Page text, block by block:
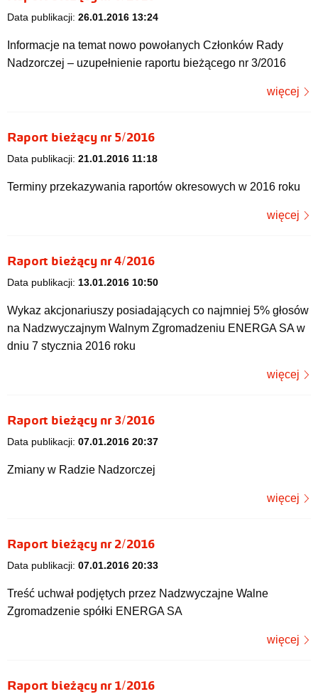
Data publikacji: 26.01.2016 13:24
Informacje na temat nowo powołanych Członków Rady
Nadzorczej – uzupełnienie raportu bieżącego nr 3/2016
więcej
Raport bieżący nr 5/2016
Data publikacji: 21.01.2016 11:18
Terminy przekazywania raportów okresowych w 2016 roku
więcej
Raport bieżący nr 4/2016
Data publikacji: 13.01.2016 10:50
Wykaz akcjonariuszy posiadających co najmniej 5% głosów
na Nadzwyczajnym Walnym Zgromadzeniu ENERGA SA w
dniu 7 stycznia 2016 roku
więcej
Raport bieżący nr 3/2016
Data publikacji: 07.01.2016 20:37
Zmiany w Radzie Nadzorczej
więcej
Raport bieżący nr 2/2016
Data publikacji: 07.01.2016 20:33
Treść uchwał podjętych przez Nadzwyczajne Walne
Zgromadzenie spółki ENERGA SA
więcej
Raport bieżący nr 1/2016